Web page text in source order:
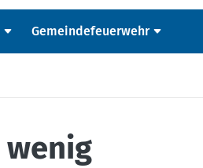
Gemeindefeuerwehr